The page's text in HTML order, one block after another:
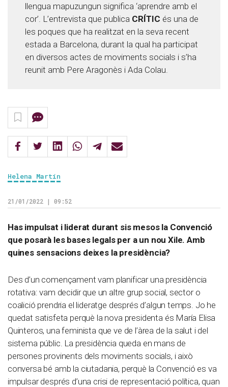
llengua mapuzungun significa ‘aprendre amb el
cor’. L’entrevista que publica CRÍTIC és una de
les poques que ha realitzat en la seva recent
estada a Barcelona, durant la qual ha participat
en diversos actes de moviments socials i s’ha
reunit amb Pere Aragonès i Ada Colau.
Helena Martín
21/01/2022 | 09:52
Has impulsat i liderat durant sis mesos la Convenció
que posarà les bases legals per a un nou Xile. Amb
quines sensacions deixes la presidència?
Des d’un començament vam planificar una presidència
rotativa: vam decidir que un altre grup social, sector o
coalició prendria el lideratge després d’algun temps. Jo he
quedat satisfeta perquè la nova presidenta és María Elisa
Quinteros, una feminista que ve de l’àrea de la salut i del
sistema públic. La presidència queda en mans de
persones provinents dels moviments socials, i això
conversa bé amb la ciutadania, perquè la Convenció es va
impulsar després d’una crisi de representació política, quan